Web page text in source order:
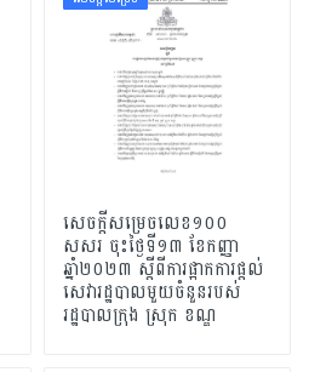
សេចក្តីសម្រេចលេខ១០០
សសរ ចុះថ្ងៃទី១៣ ខែកញ្ញា
ឆ្នាំ២០២៣ ស្តីពីការផ្អាកការផ្តល់
សេវារដ្ឋបាលមួយចំនួនរបស់
រដ្ឋបាលក្រុង ស្រុក ខណ្ឌ